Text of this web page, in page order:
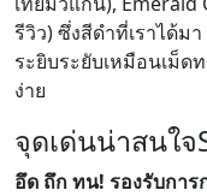
รีวิว) ซึ่งสีดำที่เราได้
ระยิบระยับเหมือนเม็ด
ง่าย
จุดเด่นน่าสนใจ
อึด ถึก ทน! รองรับกา